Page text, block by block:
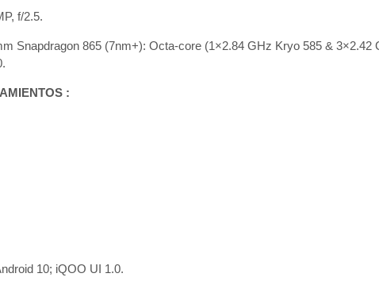
f/2.5.
Snapdragon 865 (7nm+): Octa-core (1×2.84 GHz Kryo 585 & 3×2.42
:
10; iQOO UI 1.0.